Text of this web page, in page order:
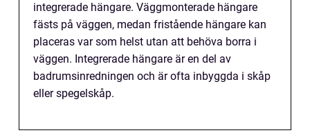
integrerade hängare. Väggmonterade hängare
fästs på väggen, medan fristående hängare kan
placeras var som helst utan att behöva borra i
väggen. Integrerade hängare är en del av
badrumsinredningen och är ofta inbyggda i skåp
eller spegelskåp.